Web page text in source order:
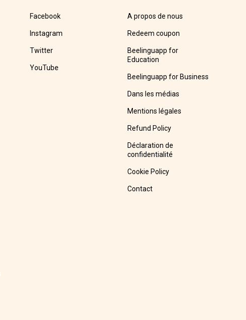
Facebook
Instagram
Twitter
YouTube
A propos de nous
Redeem coupon
Beelinguapp for
Education
Beelinguapp for Business
Dans les médias
Mentions légales
Refund Policy
Déclaration de
confidentialité
Cookie Policy
Contact